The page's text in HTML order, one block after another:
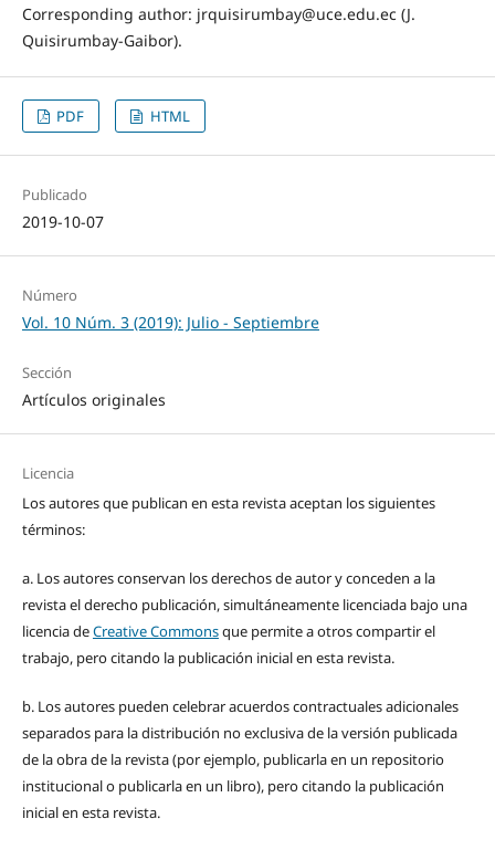
Corresponding author: jrquisirumbay@uce.edu.ec (J.
Quisirumbay-Gaibor).
PDF HTML
Publicado
2019-10-07
Número
Vol. 10 Núm. 3 (2019): Julio - Septiembre
Sección
Artículos originales
Licencia
Los autores que publican en esta revista aceptan los siguientes
términos:
a. Los autores conservan los derechos de autor y conceden a la
revista el derecho publicación, simultáneamente licenciada bajo una
licencia deCreative Commonsque permite a otros compartir el
trabajo, pero citando la publicación inicial en esta revista.
b. Los autores pueden celebrar acuerdos contractuales adicionales
separados para la distribución no exclusiva de la versión publicada
de la obra de la revista (por ejemplo, publicarla en un repositorio
institucional o publicarla en un libro), pero citando la publicación
inicial en esta revista.